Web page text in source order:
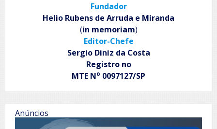
Fundador
Helio Rubens de Arruda e Miranda
(in memoriam)
Editor-Chefe
Sergio Diniz da Costa
Registro no
MTE No 0097127/SP
Anúncios